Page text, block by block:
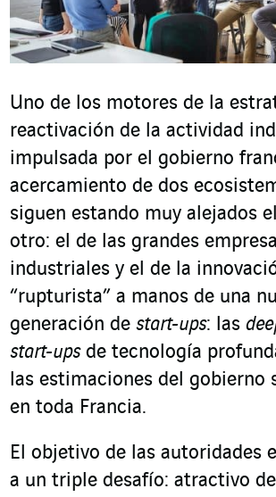
Uno de los motores de la
reactivación de la actividad
impulsada por el gobierno
acercamiento de dos
siguen estando muy alejados
otro: el de las grandes
industriales y el de la
“rupturista” a manos de una
generación de start-ups: las
start-upsde tecnología
las estimaciones del gobierno
en toda Francia.
El objetivo de las autoridades
a un triple desafío: atractivo